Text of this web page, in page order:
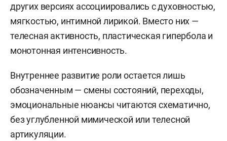
других версиях ассоциировались с духовностью,
мягкостью, интимной лирикой. Вместо них —
телесная активность, пластическая гипербола и
монотонная интенсивность.
Внутреннее развитие роли остается лишь
обозначенным — смены состояний, переходы,
эмоциональные нюансы читаются схематично,
без углубленной мимической или телесной
артикуляции.